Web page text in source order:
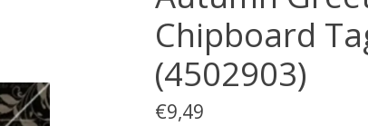
Chipboard
(4502903)
€9,49